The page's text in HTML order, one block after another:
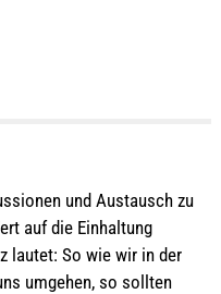
und Austausch zu
auf die Einhaltung
lautet: So wie wir in der
umgehen, so sollten